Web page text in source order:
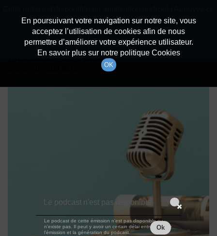
Détails De L'épisode
15 décembre 2022
En poursuivant votre navigation sur notre site, vous
acceptez l’utilisation de cookies afin de nous
permettre d’améliorer votre expérience utilisateur.
En savoir plus sur notre politique Cookies
OK
dessous pour l'installer.
Non merci Télécharger l'application
Le podcast n'est pas disponible
Le podcast de cette émission n'est pas disponible ou
n'existe pas. Il peut y avoir un certain délai entre la fin de
l'émission et la génération du podcast.
Ok